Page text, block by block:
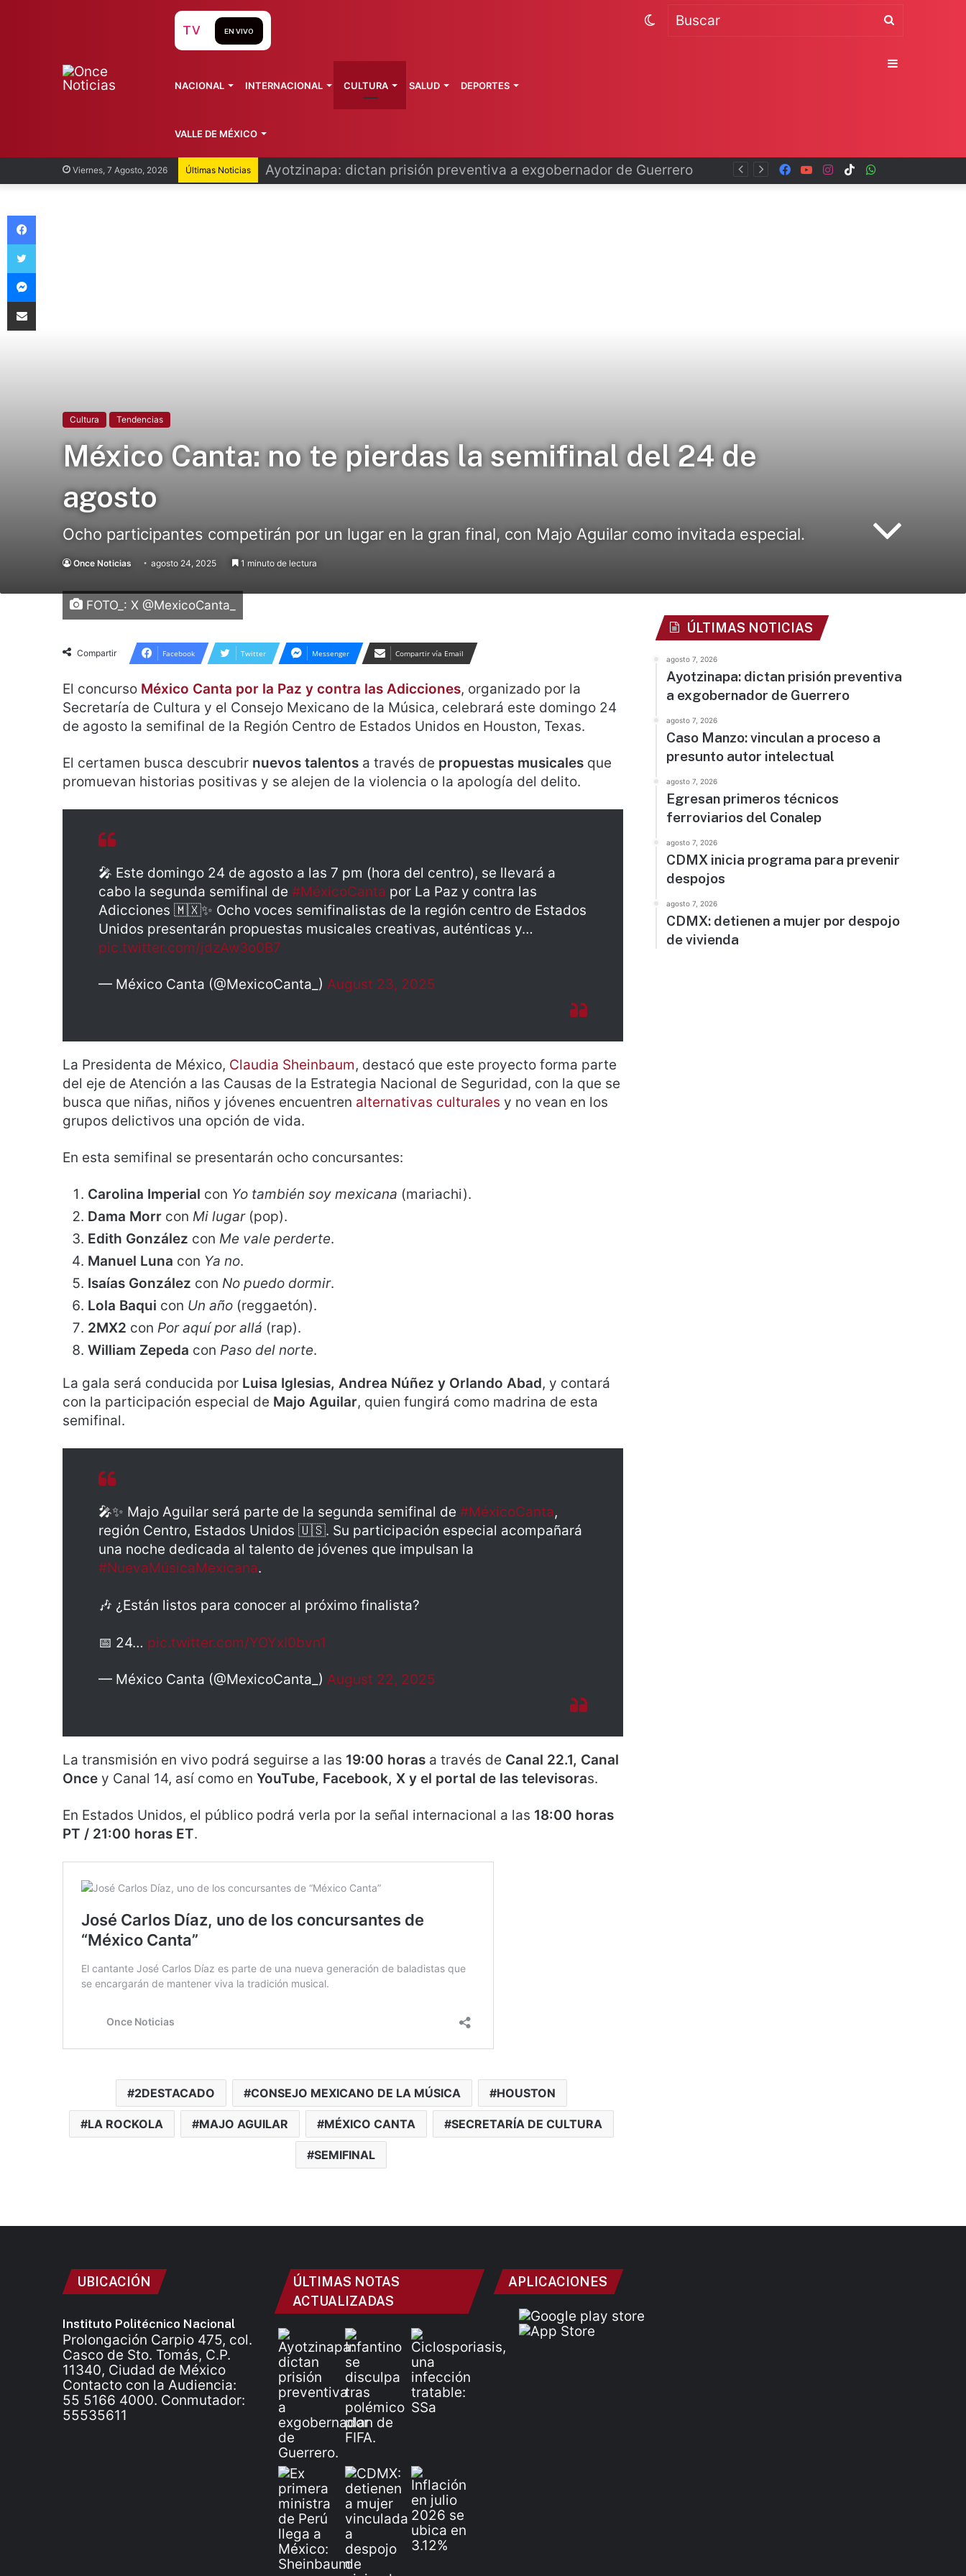
Viernes, 7 Agosto, 2026 Últimas Noticias Infantino se disculpa tras polémico plan de FIFA TikTok
Instagram
YouTube
Facebook
TV EN VIVO
NACIONAL INTERNACIONAL CULTURA SALUD DEPORTES
VALLE DE MÉXICO
Buscar
Switch
Sidebar
Cultura Tendencias
México Canta: no te pierdas la semifinal del 24 de
agosto
Ocho participantes competirán por un lugar en la gran final, con Majo Aguilar como invitada especial.
Once Noticias agosto 24, 2025 1 minuto de lectura
FOTO_: X @MexicoCanta_
Compartir Facebook Twitter Messenger Compartir vía Email
El concurso México Canta por la Paz y contra las Adicciones, organizado por la
Secretaría de Cultura y el Consejo Mexicano de la Música, celebrará este domingo 24
de agosto la semifinal de la Región Centro de Estados Unidos en Houston, Texas.
El certamen busca descubrir nuevos talentos a través de propuestas musicales que
promuevan historias positivas y se alejen de la violencia o la apología del delito.
🎤 Este domingo 24 de agosto a las 7 pm (hora del centro), se llevará a
cabo la segunda semifinal de #MéxicoCanta por La Paz y contra las
Adicciones 🇲🇽✨ Ocho voces semifinalistas de la región centro de Estados
Unidos presentarán propuestas musicales creativas, auténticas y…
pic.twitter.com/jdzAw3o0B7
— México Canta (@MexicoCanta_) August 23, 2025
La Presidenta de México, Claudia Sheinbaum, destacó que este proyecto forma parte
del eje de Atención a las Causas de la Estrategia Nacional de Seguridad, con la que se
busca que niñas, niños y jóvenes encuentren alternativas culturales y no vean en los
grupos delictivos una opción de vida.
En esta semifinal se presentarán ocho concursantes:
Carolina Imperial con Yo también soy mexicana (mariachi).
Dama Morr con Mi lugar(pop).
Edith González con Me vale perderte.
Manuel Luna con Ya no.
Isaías González con No puedo dormir.
Lola Baqui con Un año (reggaetón).
2MX2 con Por aquí por allá (rap).
William Zepeda con Paso del norte.
La gala será conducida por Luisa Iglesias, Andrea Núñez y Orlando Abad, y contará
con la participación especial de Majo Aguilar, quien fungirá como madrina de esta
semifinal.
🎤✨ Majo Aguilar será parte de la segunda semifinal de #MéxicoCanta,
región Centro, Estados Unidos 🇺🇸. Su participación especial acompañará
una noche dedicada al talento de jóvenes que impulsan la
#NuevaMúsicaMexicana.
🎶 ¿Están listos para conocer al próximo finalista?
📅 24… pic.twitter.com/YOYxI0bvn1
— México Canta (@MexicoCanta_) August 22, 2025
La transmisión en vivo podrá seguirse a las 19:00 horas a través de Canal 22.1, Canal
Once y Canal 14, así como en YouTube, Facebook, X y el portal de las televisoras.
En Estados Unidos, el público podrá verla por la señal internacional a las 18:00 horas
PT / 21:00 horas ET.
2DESTACADO CONSEJO MEXICANO DE LA MÚSICA HOUSTON
LA ROCKOLA MAJO AGUILAR MÉXICO CANTA SECRETARÍA DE CULTURA
SEMIFINAL
ÚLTIMAS NOTICIAS
agosto 7, 2026
Ayotzinapa: dictan prisión preventiva
a exgobernador de Guerrero
agosto 7, 2026
Caso Manzo: vinculan a proceso a
presunto autor intelectual
agosto 7, 2026
Egresan primeros técnicos
ferroviarios del Conalep
agosto 7, 2026
CDMX inicia programa para prevenir
despojos
agosto 7, 2026
CDMX: detienen a mujer por despojo
de vivienda
UBICACIÓN
Instituto Politécnico Nacional
Prolongación Carpio 475, col.
Casco de Sto. Tomás, C.P.
11340, Ciudad de México
Contacto con la Audiencia:
55 5166 4000. Conmutador:
55535611
ÚLTIMAS NOTAS
ACTUALIZADAS
APLICACIONES
Facebook
Twitter
Messenger
Compartir vía Email